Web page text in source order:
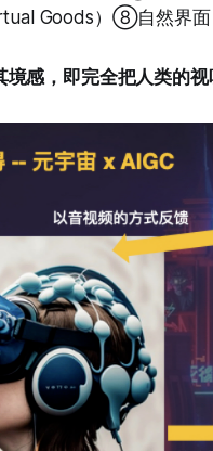
Goods）⑧自然界面
境感，即完全把人类的